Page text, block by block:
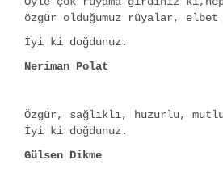
özgür olduğumuz rüyalar, elbet
İyi ki doğdunuz.
Neriman Polat
Özgür, sağlıklı, huzurlu,
İyi ki doğdunuz.
Gülsen Dikme